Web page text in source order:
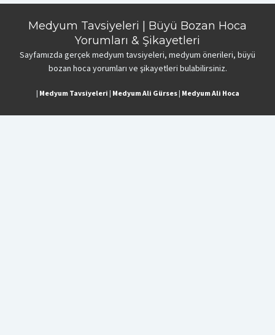
Medyum Tavsiyeleri | Büyü Bozan Hoca
Yorumları & Şikayetleri
Sayfamızda gerçek medyum tavsiyeleri, medyum önerileri, büyü
bozan hoca yorumları ve şikayetleri bulabilirsiniz.
| Medyum Tavsiyeleri | Medyum Ali Gürses| Medyum Ali Hoca